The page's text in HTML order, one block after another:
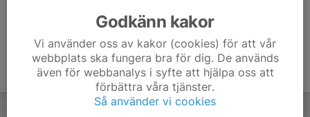
Godkänn kakor
Vi använder oss av kakor (cookies) för att vår
webbplats ska fungera bra för dig. De används
även för webbanalys i syfte att hjälpa oss att
förbättra våra tjänster.
Så använder vi cookies